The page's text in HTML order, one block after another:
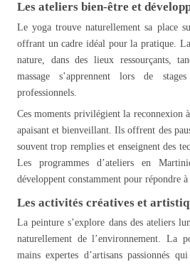
Les ateliers bien-être et
Le yoga trouve naturellement sa place
offrant un cadre idéal pour la pratique.
nature, dans des lieux ressourçants,
massage s’apprennent lors de
professionnels.
Ces moments privilégient la reconnexion
apaisant et bienveillant. Ils offrent des
souvent trop remplies et enseignent des
Les programmes d’ateliers en
développent constamment pour répondre à
Les activités créatives et
La peinture s’explore dans des ateliers
naturellement de l’environnement. La
mains expertes d’artisans passionnés